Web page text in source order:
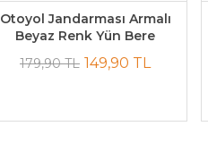
Otoyol Jandarması Armalı
Beyaz Renk Yün Bere
179,90 TL 149,90 TL